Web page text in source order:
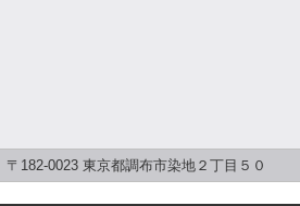
〒182-0023 東京都調布市染地２丁目５０